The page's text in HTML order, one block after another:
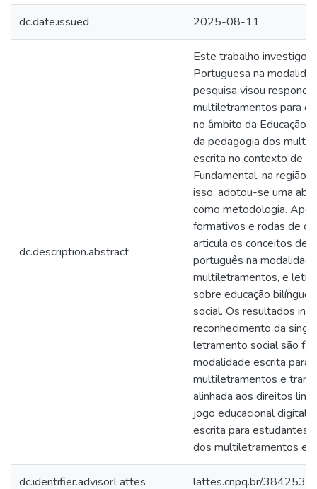
dc.date.issued 2025-08-11
dc.description.abstract
Este trabalho
Portuguesa na
pesquisa visou
multiletramentos para
no âmbito da Educação
da pedagogia dos
escrita no contexto de
Fundamental, na região
isso, adotou-se uma
como metodologia.
formativos e rodas de
articula os conceitos de
português na
multiletramentos, e
sobre educação
social. Os resultados
reconhecimento da
letramento social são
modalidade escrita para
multiletramentos e
alinhada aos direitos
jogo educacional digital
escrita para estudantes
dos multiletramentos e
dc.identifier.advisorLattes lattes.cnpq.br/